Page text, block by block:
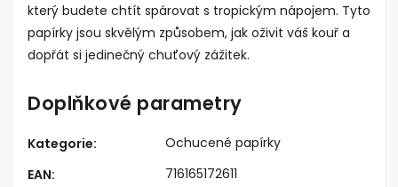
který budete chtít spárovat s tropickým nápojem. Tyto
papírky jsou skvělým způsobem, jak oživit váš kouř a
dopřát si jedinečný chuťový zážitek.
Doplňkové parametry
Kategorie:
Ochucené papírky
EAN: 716165172611